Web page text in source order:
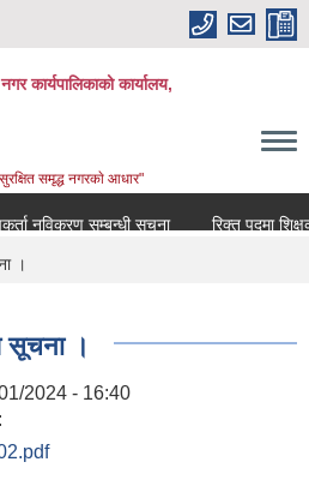
कार्यपालिकाको कार्यालय,
समृद्ध नगरकाे आधार"
नविकरण सम्बन्धी सूचना
रिक्त पदमा
।
सूचना ।
2024 - 16:40